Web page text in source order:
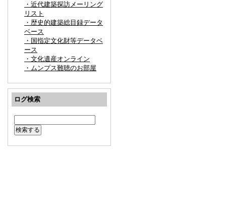
・近代建築探訪メーリング
リスト
・歴史的建築総目録データ
ベース
・国指定文化財等データベ
ース
・文化遺産オンライン
・ムンプス難聴のお部屋
ログ検索